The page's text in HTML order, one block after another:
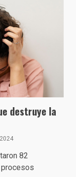
destruye la
82
procesos